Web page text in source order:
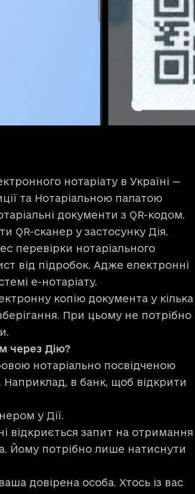
нотаріату в Україні —
та Нотаріальною палатою
документи з QR-кодом.
QR-сканер у застосунку Дія.
перевірки нотаріального
від підробок. Адже електронні
е-нотаріату.
копію документа у кілька
При цьому не потрібно
через Дію?
нотаріально посвідченою
Наприклад, в банк, щоб відкрити
у Дії.
відкриється запит на отримання
Йому потрібно лише натиснути
довірена особа. Хтось із вас